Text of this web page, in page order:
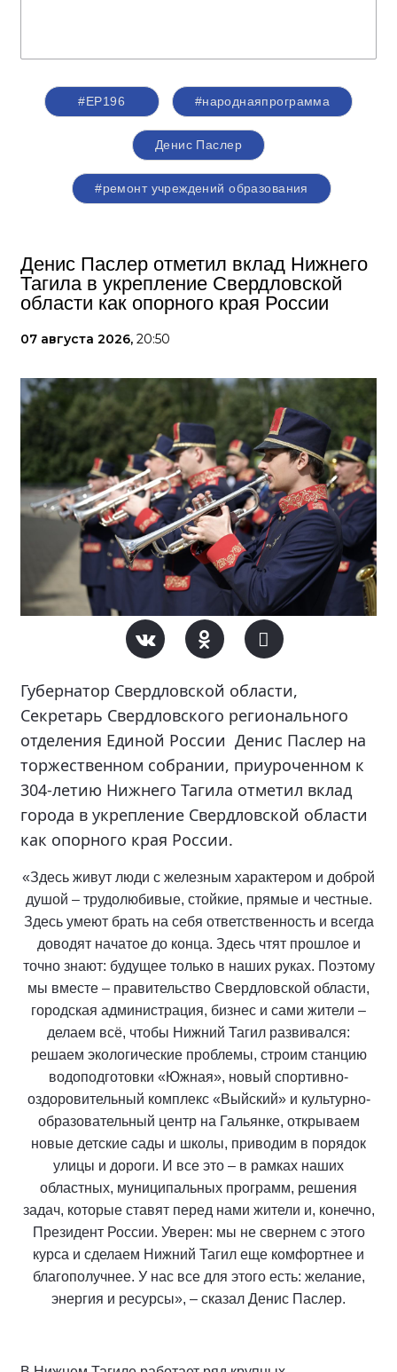
#ЕР196 #народнаяпрограмма
Денис Паслер
#ремонт учреждений образования
Денис Паслер отметил вклад Нижнего
Тагила в укрепление Свердловской
области как опорного края России
07 августа 2026, 20:50
Губернатор Свердловской области,
Секретарь Свердловского регионального
отделения Единой России Денис Паслер на
торжественном собрании, приуроченном к
304-летию Нижнего Тагила отметил вклад
города в укрепление Свердловской области
как опорного края России.
«Здесь живут люди с железным характером и доброй
душой – трудолюбивые, стойкие, прямые и честные.
Здесь умеют брать на себя ответственность и всегда
доводят начатое до конца. Здесь чтят прошлое и
точно знают: будущее только в наших руках. Поэтому
мы вместе – правительство Свердловской области,
городская администрация, бизнес и сами жители –
делаем всё, чтобы Нижний Тагил развивался:
решаем экологические проблемы, строим станцию
водоподготовки «Южная», новый спортивно-
оздоровительный комплекс «Выйский» и культурно-
образовательный центр на Гальянке, открываем
новые детские сады и школы, приводим в порядок
улицы и дороги. И все это – в рамках наших
областных, муниципальных программ, решения
задач, которые ставят перед нами жители и, конечно,
Президент России. Уверен: мы не свернем с этого
курса и сделаем Нижний Тагил еще комфортнее и
благополучнее. У нас все для этого есть: желание,
энергия и ресурсы», – сказал Денис Паслер.